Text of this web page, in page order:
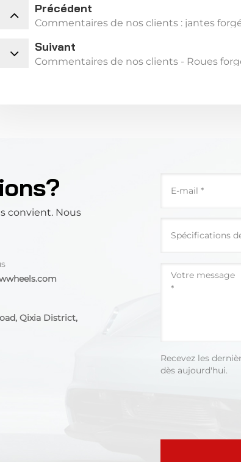
Précédent
Commentaires de nos clients : jantes
Suivant
Commentaires de nos clients - Roues
convient. Nous
Qixia District,
Recevez les
dès aujourd'hui.